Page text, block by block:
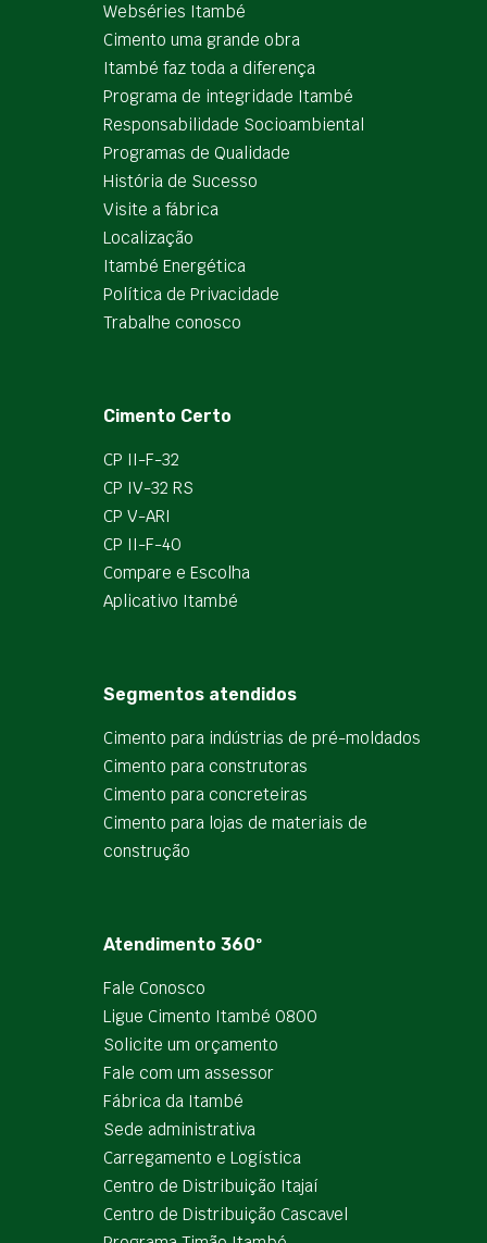
Webséries Itambé
Cimento uma grande obra
Itambé faz toda a diferença
Programa de integridade Itambé
Responsabilidade Socioambiental
Programas de Qualidade
História de Sucesso
Visite a fábrica
Localização
Itambé Energética
Política de Privacidade
Trabalhe conosco
Cimento Certo
CP II-F-32
CP IV-32 RS
CP V-ARI
CP II-F-40
Compare e Escolha
Aplicativo Itambé
Segmentos atendidos
Cimento para indústrias de pré-moldados
Cimento para construtoras
Cimento para concreteiras
Cimento para lojas de materiais de
construção
Atendimento 360º
Fale Conosco
Ligue Cimento Itambé 0800
Solicite um orçamento
Fale com um assessor
Fábrica da Itambé
Sede administrativa
Carregamento e Logística
Centro de Distribuição Itajaí
Centro de Distribuição Cascavel